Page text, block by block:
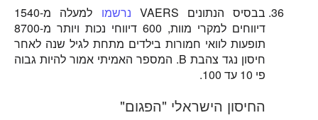
בבסיס הנתונים VAERS
נרשמו
למעלה מ-1540
דיווחים למקרי מוות, 600 דיווחי נכות ויותר מ-8700
תופעות לוואי חמורות בילדים מתחת לגיל שנה לאחר
חיסון נגד צהבת B. המספר האמיתי אמור להיות גבוה
פי 10 עד 100.
החיסון הישראלי "הפגום"